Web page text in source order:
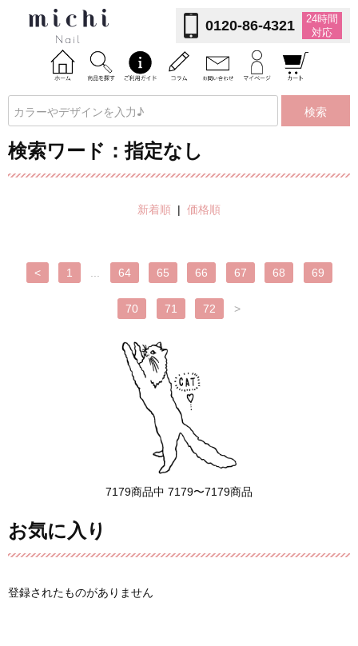
0120-86-4321
24時間
対応
検索
検索ワード：指定なし
新着順 | 価格順
< 1 64 65 66 67 68 69
70 71 72 >
7179商品中 7179〜7179商品
お気に入り
登録されたものがありません